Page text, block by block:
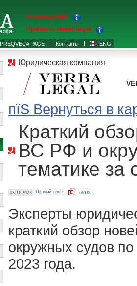
PREQVECA PAGE Контакты ENG
Preqveca PRO
Привлечь Инвестиции
Юридическая компания
пїЅ Вернуться в
Краткий
ВС РФ и
тематике за
03.11.2023 Полный текст 661Кб
Эксперты
краткий обзор
окружных судов по
2023 года.